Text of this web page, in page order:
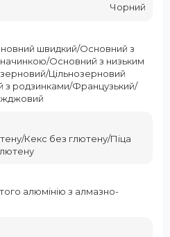
Чорний
швидкий/Основний з
Основний з низьким
Цільнозерновий
з родзинками/Французький/
Кекс без глютену/Піца
алюмінію з алмазно-